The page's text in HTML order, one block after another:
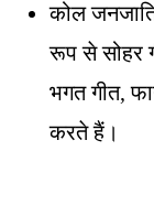
कोल
रूप से सोहर
भगत गीत,
करते हैं।